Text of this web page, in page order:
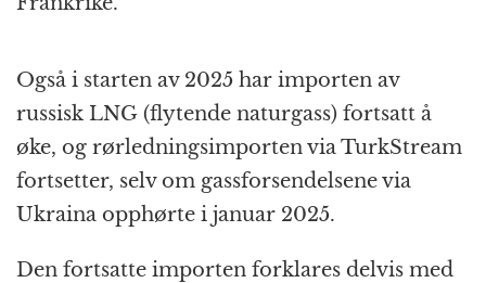
Også i starten av 2025 har importen av
russisk LNG (flytende naturgass) fortsatt å
øke, og rørledningsimporten via TurkStream
fortsetter, selv om gassforsendelsene via
Ukraina opphørte i januar 2025.
Den fortsatte importen forklares delvis med